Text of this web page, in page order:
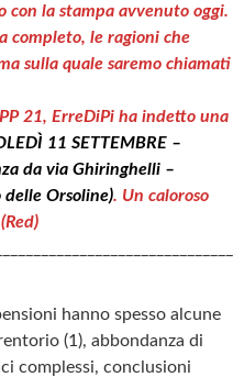
con la stampa avvenuto oggi.
completo, le ragioni che
sulla quale saremo chiamati
21, ErreDiPi ha indetto una
11 SETTEMBRE –
da via Ghiringhelli –
Orsoline). Un caloroso
hanno spesso alcune
(1), abbondanza di
complessi, conclusioni